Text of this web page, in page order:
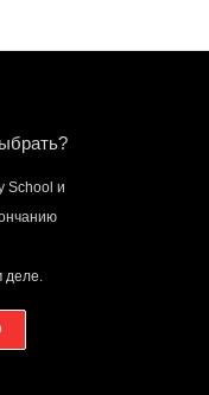
School и
деле.